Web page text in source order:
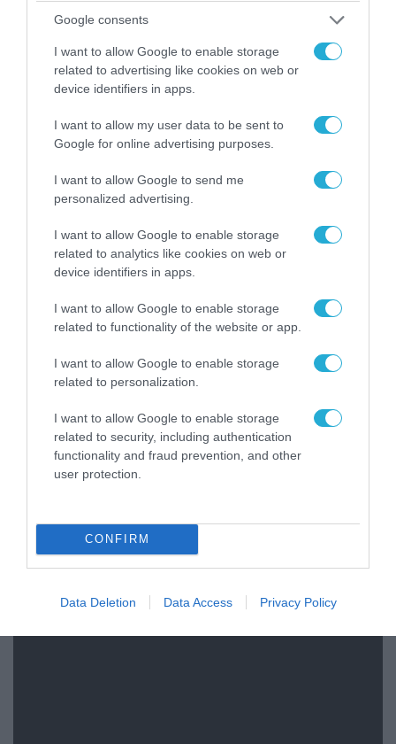
Google consents
I want to allow Google to enable storage
related to advertising like cookies on web or
device identifiers in apps.
I want to allow my user data to be sent to
Google for online advertising purposes.
I want to allow Google to send me
personalized advertising.
I want to allow Google to enable storage
related to analytics like cookies on web or
device identifiers in apps.
I want to allow Google to enable storage
related to functionality of the website or app.
I want to allow Google to enable storage
related to personalization.
I want to allow Google to enable storage
related to security, including authentication
functionality and fraud prevention, and other
user protection.
CONFIRM
Data Deletion Data Access Privacy Policy
FOCUS ON